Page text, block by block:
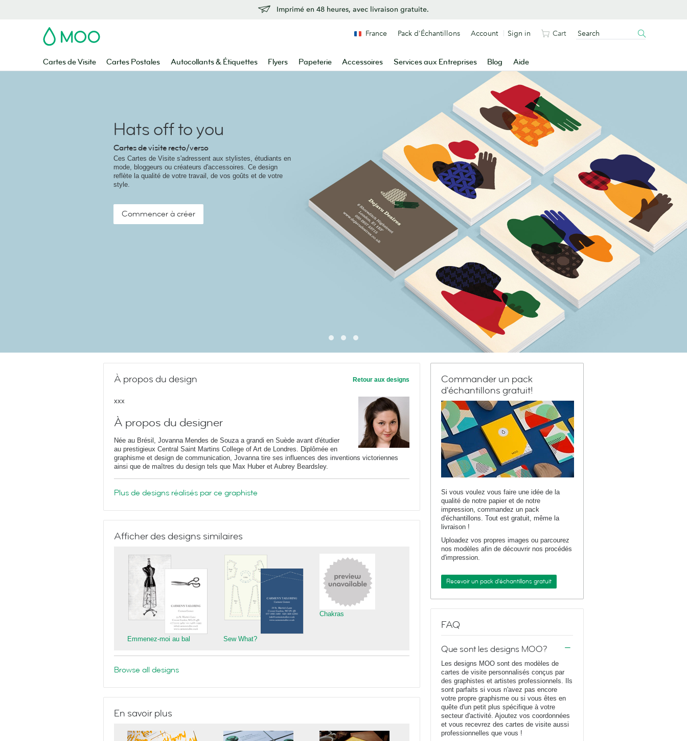
Imprimé en 48 heures, avec livraison gratuite.
MOO
Cartes de Visite Cartes Postales Autocollants & Étiquettes Flyers Papeterie Accessoires Services aux Entreprises Blog Aide
France Pack d'Échantillons Account Sign in Cart
Hats off to you
Cartes de visite recto/verso
Ces Cartes de Visite s'adressent aux stylistes, étudiants en
mode, bloggeurs ou créateurs d'accessoires. Ce design
reflète la qualité de votre travail, de vos goûts et de votre
style.
Commencer à créer
À propos du design Retour aux designs
xxx
À propos du designer
Née au Brésil, Jovanna Mendes de Souza a grandi en Suède avant d'étudier
au prestigieux Central Saint Martins College of Art de Londres. Diplômée en
graphisme et design de communication, Jovanna tire ses influences des inventions victoriennes
ainsi que de maîtres du design tels que Max Huber et Aubrey Beardsley.
Plus de designs réalisés par ce graphiste
Afficher des designs similaires
Emmenez-moi au bal Sew What?
Chakras
Browse all designs
En savoir plus
Commander un pack
d'échantillons gratuit!
Si vous voulez vous faire une idée de la
qualité de notre papier et de notre
impression, commandez un pack
d'échantillons. Tout est gratuit, même la
livraison !
Uploadez vos propres images ou parcourez
nos modèles afin de découvrir nos procédés
d'impression.
Recevoir un pack d'échantillons gratuit
FAQ
Que sont les designs MOO?
Les designs MOO sont des modèles de
cartes de visite personnalisés conçus par
des graphistes et artistes professionnels. Ils
sont parfaits si vous n'avez pas encore
votre propre graphisme ou si vous êtes en
quête d'un petit plus spécifique à votre
secteur d'activité. Ajoutez vos coordonnées
et vous recevrez des cartes de visite aussi
professionnelles que vous !